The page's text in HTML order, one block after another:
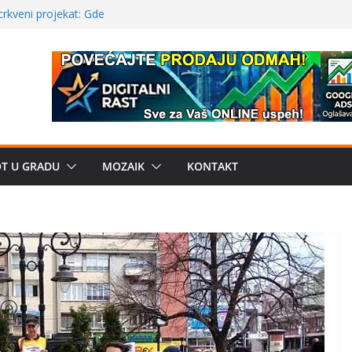
projekat: Gde
i sekularne
traženije Španija,
mira dočekao
U GRADU MOZAIK KONTAKT